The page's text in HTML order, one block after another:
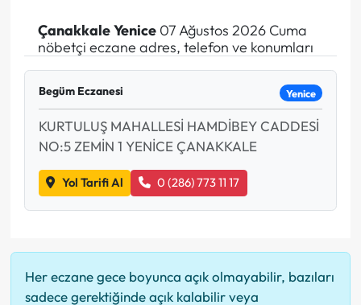
ÇanakkaleYenice07 Ağustos 2026 Cuma
nöbetçi eczane adres, telefon ve konumları
Begüm Eczanesi Yenice
KURTULUŞ MAHALLESİ HAMDİBEY CADDESİ
NO:5 ZEMİN 1 YENİCE ÇANAKKALE
Yol Tarifi Al 0 (286) 773 11 17
Her eczane gece boyunca açık olmayabilir, bazıları
sadece gerektiğinde açık kalabilir veya